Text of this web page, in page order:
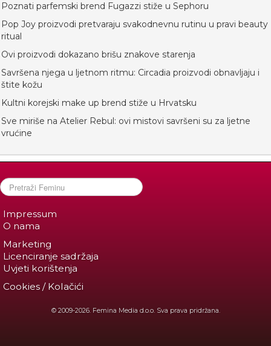
Poznati parfemski brend Fugazzi stiže u Sephoru
Pop Joy proizvodi pretvaraju svakodnevnu rutinu u pravi beauty
ritual
Ovi proizvodi dokazano brišu znakove starenja
Savršena njega u ljetnom ritmu: Circadia proizvodi obnavljaju i
štite kožu
Kultni korejski make up brend stiže u Hrvatsku
Sve miriše na Atelier Rebul: ovi mistovi savršeni su za ljetne
vrućine
Impressum
O nama
Marketing
Licenciranje sadržaja
Uvjeti korištenja
Cookies / Kolačići
© 2009-2026. Femina Media d.o.o. Sva prava pridržana.